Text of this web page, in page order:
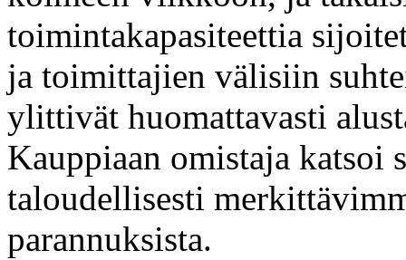
toimintakapasiteettia
ja toimittajien välisiin
ylittivät huomattavasti
Kauppiaan omistaja katsoi
taloudellisesti
parannuksista.